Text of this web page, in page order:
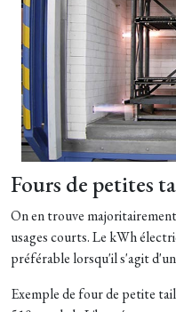
Fours de petites
On en trouve
usages courts. Le kWh
préférable lorsqu'il s'agit
Exemple de four de petite